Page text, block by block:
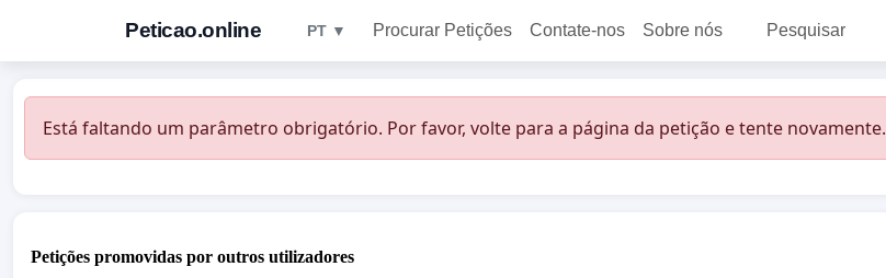
Peticao.online PT ▼ Procurar Petições Contate-nos Sobre nós Pesquisar
Está faltando um parâmetro obrigatório. Por favor, volte para a página da petição e tente novamente.
Petições promovidas por outros utilizadores